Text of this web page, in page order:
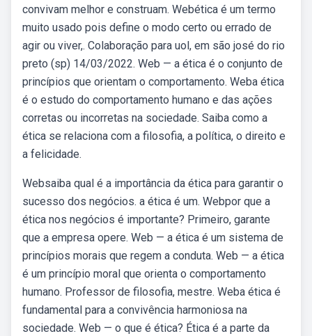
convivam melhor e construam. Webética é um termo
muito usado pois define o modo certo ou errado de
agir ou viver,. Colaboração para uol, em são josé do rio
preto (sp) 14/03/2022. Web — a ética é o conjunto de
princípios que orientam o comportamento. Weba ética
é o estudo do comportamento humano e das ações
corretas ou incorretas na sociedade. Saiba como a
ética se relaciona com a filosofia, a política, o direito e
a felicidade.
Websaiba qual é a importância da ética para garantir o
sucesso dos negócios. a ética é um. Webpor que a
ética nos negócios é importante? Primeiro, garante
que a empresa opere. Web — a ética é um sistema de
princípios morais que regem a conduta. Web — a ética
é um princípio moral que orienta o comportamento
humano. Professor de filosofia, mestre. Weba ética é
fundamental para a convivência harmoniosa na
sociedade. Web — o que é ética? Ética é a parte da